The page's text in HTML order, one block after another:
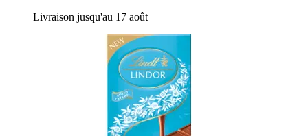
Livraison jusqu'au 17 août